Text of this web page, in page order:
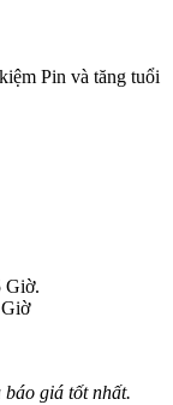
Pin và tăng tuổi
Giờ.
giá tốt nhất.